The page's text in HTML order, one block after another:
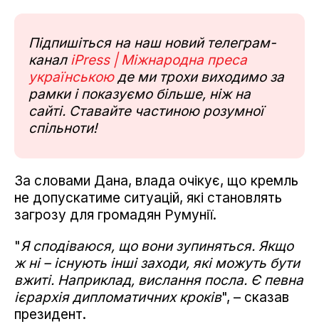
Підпишіться на наш новий телеграм-
канал iPress | Міжнародна преса
українськоюде ми трохи виходимо за
рамки і показуємо більше, ніж на
сайті. Ставайте частиною розумної
спільноти!
За словами Дана, влада очікує, що кремль
не допускатиме ситуацій, які становлять
загрозу для громадян Румунії.
"Я сподіваюся, що вони зупиняться. Якщо
ж ні – існують інші заходи, які можуть бути
вжиті. Наприклад, вислання посла. Є певна
ієрархія дипломатичних кроків", – сказав
президент.